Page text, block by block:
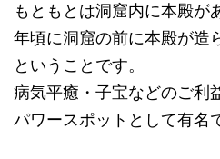
もともとは洞窟内に本殿が
年頃に洞窟の前に本殿が造
ということです。
病気平癒・子宝などのご利
パワースポットとして有名